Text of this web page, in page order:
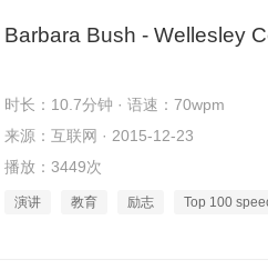
Barbara Bush - Wellesley
时长：10.7分钟 · 语速：70wpm
来源：互联网 · 2015-12-23
播放：3449次
演讲 教育 励志 Top 100